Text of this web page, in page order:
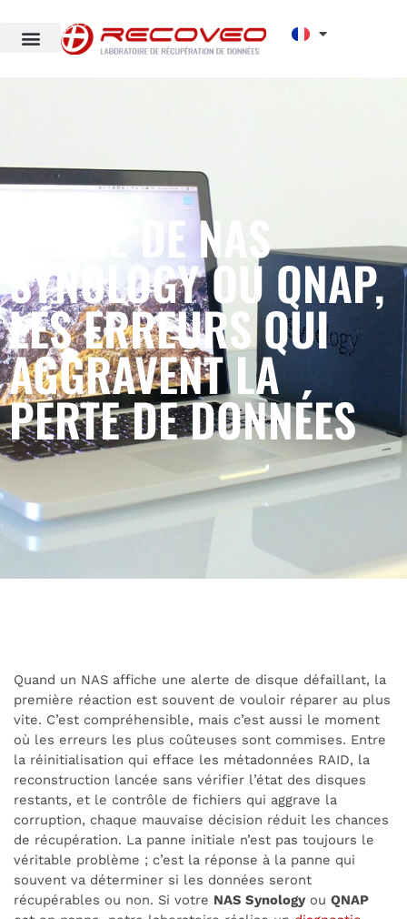
PANNE DE NAS
SYNOLOGY OU QNAP,
LES ERREURS QUI
AGGRAVENT LA
PERTE DE DONNÉES
Quand un NAS affiche une alerte de disque défaillant, la
première réaction est souvent de vouloir réparer au plus
vite. C’est compréhensible, mais c’est aussi le moment
où les erreurs les plus coûteuses sont commises. Entre
la réinitialisation qui efface les métadonnées RAID, la
reconstruction lancée sans vérifier l’état des disques
restants, et le contrôle de fichiers qui aggrave la
corruption, chaque mauvaise décision réduit les chances
de récupération. La panne initiale n’est pas toujours le
véritable problème ; c’est la réponse à la panne qui
souvent va déterminer si les données seront
récupérables ou non. Si votre NAS Synology ou QNAP